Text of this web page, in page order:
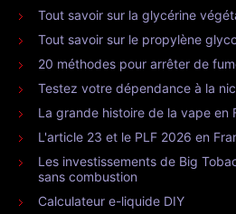
Tout savoir sur la glycérine
Tout savoir sur le propylène
20 méthodes pour arrêter de
Testez votre dépendance à la
La grande histoire de la vape en
L'article 23 et le PLF 2026 en
Les investissements de Big
sans combustion
Calculateur e-liquide DIY